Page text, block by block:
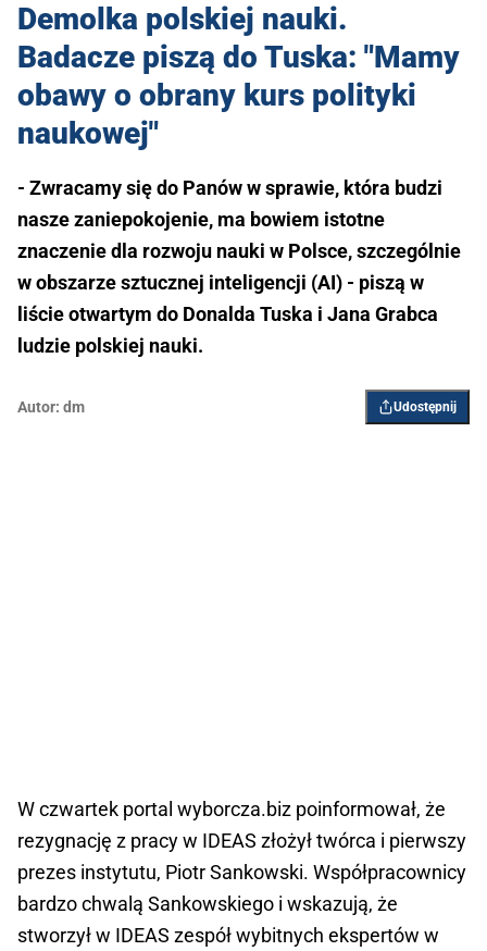
Demolka polskiej nauki.
Badacze piszą do Tuska: "Mamy
obawy o obrany kurs polityki
naukowej"
- Zwracamy się do Panów w sprawie, która budzi
nasze zaniepokojenie, ma bowiem istotne
znaczenie dla rozwoju nauki w Polsce, szczególnie
w obszarze sztucznej inteligencji (AI) - piszą w
liście otwartym do Donalda Tuska i Jana Grabca
ludzie polskiej nauki.
Autor: dm Udostępnij
W czwartek portal wyborcza.biz poinformował, że
rezygnację z pracy w IDEAS złożył twórca i pierwszy
prezes instytutu, Piotr Sankowski. Współpracownicy
bardzo chwalą Sankowskiego i wskazują, że
stworzył w IDEAS zespół wybitnych ekspertów w